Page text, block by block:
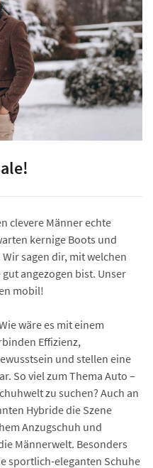
clevere Männer echte
kernige Boots und
sagen dir, mit welchen
angezogen bist. Unser
mobil!
wäre es mit einem
Effizienz,
und stellen eine
So viel zum Thema Auto –
zu suchen? Auch an
Hybride die Szene
Anzugschuh und
Männerwelt. Besonders
sportlich-eleganten Schuhe